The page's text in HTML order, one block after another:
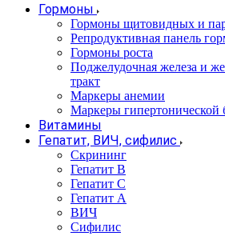
Гормоны
Гормоны щитовидных и
Репродуктивная панель
Гормоны роста
Поджелудочная железа и
тракт
Маркеры анемии
Маркеры гипертонической
Витамины
Гепатит, ВИЧ, сифилис
Скрининг
Гепатит В
Гепатит С
Гепатит А
ВИЧ
Сифилис